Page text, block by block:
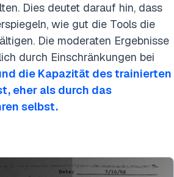
Dies deutet darauf hin, dass
wie gut die Tools die
Die moderaten Ergebnisse
durch Einschränkungen bei
die Kapazität des trainierten
eher als durch das
selbst.